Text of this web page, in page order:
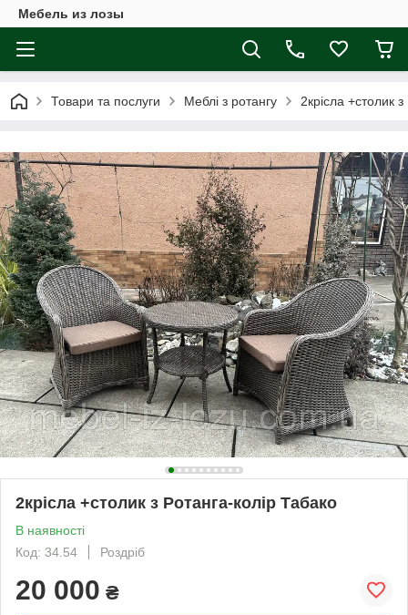
Мебель из лозы
Товари та послуги Меблі з ротангу 2крісла +столик
2крісла +столик з Ротанга-колір Табако
В наявності
Код: 34.54
Роздріб
20 000 ₴